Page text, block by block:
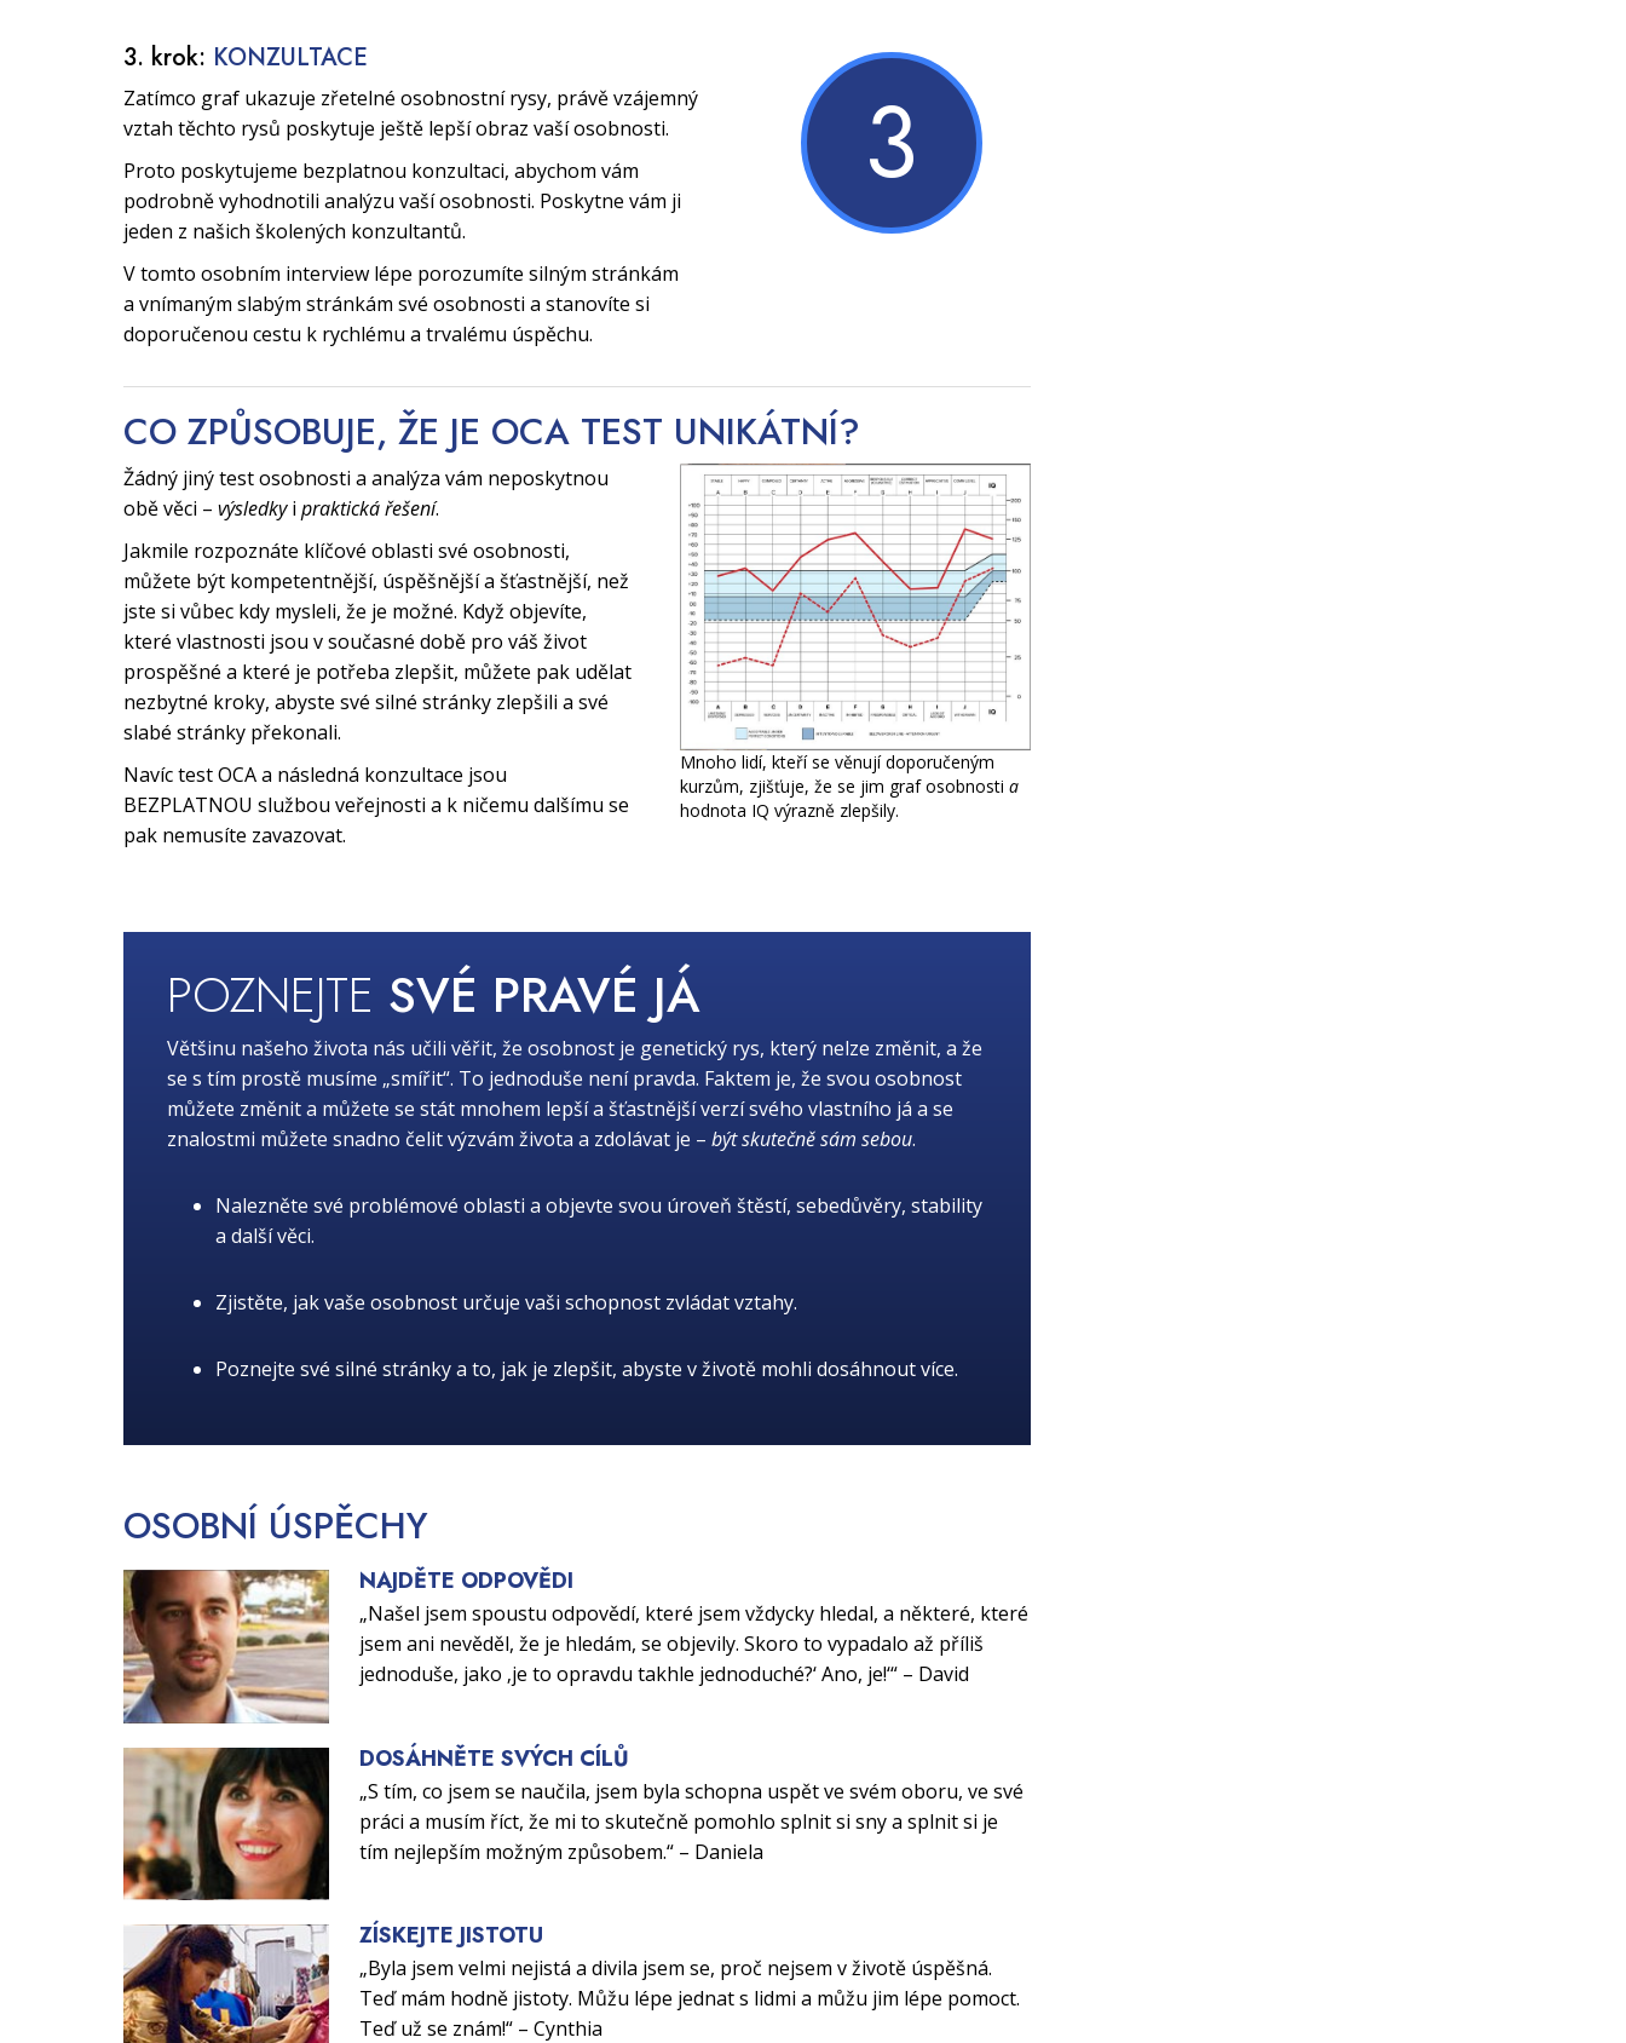
3. krok: KONZULTACE
Zatímco graf ukazuje zřetelné osobnostní rysy, právě vzájemný
vztah těchto rysů poskytuje ještě lepší obraz vaší osobnosti.
Proto poskytujeme bezplatnou konzultaci, abychom vám
podrobně vyhodnotili analýzu vaší osobnosti. Poskytne vám ji
jeden z našich školených konzultantů.
V tomto osobním interview lépe porozumíte silným stránkám
a vnímaným slabým stránkám své osobnosti a stanovíte si
doporučenou cestu k rychlému a trvalému úspěchu.
3
CO ZPŮSOBUJE, ŽE JE OCA TEST UNIKÁTNÍ?
Žádný jiný test osobnosti a analýza vám neposkytnou
obě věci – výsledkyi praktická řešení.
Jakmile rozpoznáte klíčové oblasti své osobnosti,
můžete být kompetentnější, úspěšnější a šťastnější, než
jste si vůbec kdy mysleli, že je možné. Když objevíte,
které vlastnosti jsou v současné době pro váš život
prospěšné a které je potřeba zlepšit, můžete pak udělat
nezbytné kroky, abyste své silné stránky zlepšili a své
slabé stránky překonali.
Navíc test OCA a následná konzultace jsou
BEZPLATNOU službou veřejnosti a k ničemu dalšímu se
pak nemusíte zavazovat.
Mnoho lidí, kteří se věnují doporučeným
kurzům, zjišťuje, že se jim graf osobnosti a
hodnota IQ výrazně zlepšily.
POZNEJTE SVÉ PRAVÉ JÁ
Většinu našeho života nás učili věřit, že osobnost je genetický rys, který nelze změnit, a že
se s tím prostě musíme „smířit“. To jednoduše není pravda. Faktem je, že svou osobnost
můžete změnit a můžete se stát mnohem lepší a šťastnější verzí svého vlastního já a se
znalostmi můžete snadno čelit výzvám života a zdolávat je – být skutečně sám sebou.
Nalezněte své problémové oblasti a objevte svou úroveň štěstí, sebedůvěry, stability
a další věci.
Zjistěte, jak vaše osobnost určuje vaši schopnost zvládat vztahy.
Poznejte své silné stránky a to, jak je zlepšit, abyste v životě mohli dosáhnout více.
OSOBNÍ ÚSPĚCHY
NAJDĚTE ODPOVĚDI
„Našel jsem spoustu odpovědí, které jsem vždycky hledal, a některé, které
jsem ani nevěděl, že je hledám, se objevily. Skoro to vypadalo až příliš
jednoduše, jako ‚je to opravdu takhle jednoduché?‘ Ano, je!‘“ – David
DOSÁHNĚTE SVÝCH CÍLŮ
„S tím, co jsem se naučila, jsem byla schopna uspět ve svém oboru, ve své
práci a musím říct, že mi to skutečně pomohlo splnit si sny a splnit si je
tím nejlepším možným způsobem.“ – Daniela
ZÍSKEJTE JISTOTU
„Byla jsem velmi nejistá a divila jsem se, proč nejsem v životě úspěšná.
Teď mám hodně jistoty. Můžu lépe jednat s lidmi a můžu jim lépe pomoct.
Teď už se znám!“ – Cynthia